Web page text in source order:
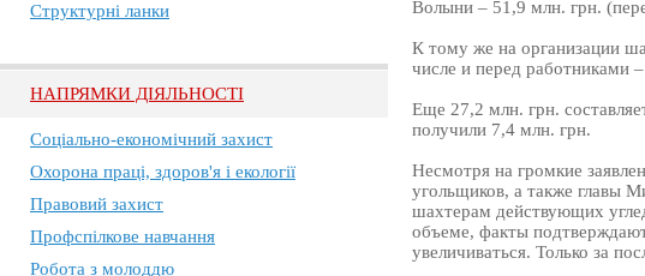
Структурні ланки
НАПРЯМКИ ДІЯЛЬНОСТІ
Соціально-економічний захист
Охорона праці, здоров'я і екології
Правовий захист
Профспілкове навчання
Робота з молоддю
Волыни – 51,9 млн. грн.
К тому же на организации
числе и перед работниками
Еще 27,2 млн. грн.
получили 7,4 млн. грн.
Несмотря на громкие
угольщиков, а также главы
шахтерам действующих
объеме, факты
увеличиваться. Только за